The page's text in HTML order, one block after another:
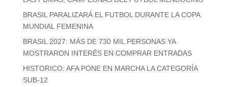
BRASIL PARALIZARÁ EL FUTBOL DURANTE LA COPA
MUNDIAL FEMENINA
BRASIL 2027: MÁS DE 730 MIL PERSONAS YA
MOSTRARON INTERÉS EN COMPRAR ENTRADAS
HISTORICO: AFA PONE EN MARCHA LA CATEGORÍA
SUB-12